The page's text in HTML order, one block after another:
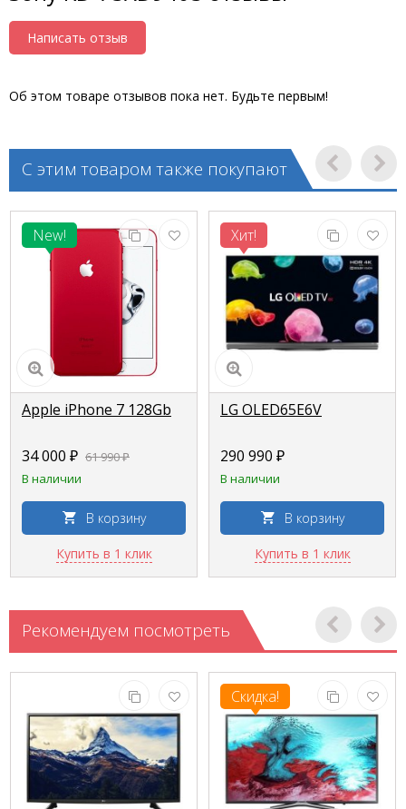
Написать отзыв
Об этом товаре отзывов пока нет. Будьте первым!
С этим товаром также покупают
New!
Apple iPhone 7 128Gb
34 000 ₽ 61 990 ₽
В наличии
В корзину
Купить в 1 клик
Хит!
LG OLED65E6V
290 990 ₽
В наличии
В корзину
Купить в 1 клик
Рекомендуем посмотреть
Скидка!